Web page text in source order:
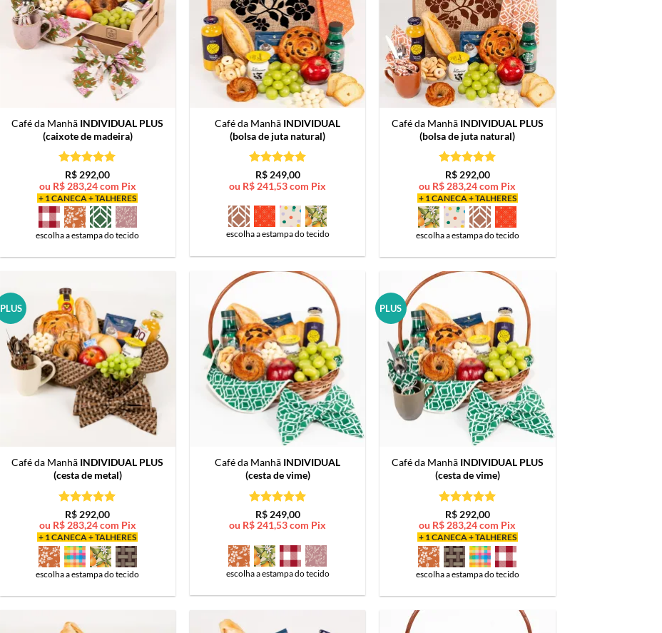
Café da Manhã INDIVIDUAL PLUS
(caixote de madeira)
Avaliação5
de 5
R$ 292,00
ou R$283,24com Pix
+ 1 CANECA + TALHERES
escolha a estampa do tecido
Café da Manhã INDIVIDUAL
(bolsa de juta natural)
Avaliação5
de 5
R$249,00
ou R$ 241,53com Pix
escolha a estampa do tecido
Café da Manhã INDIVIDUAL PLUS
(bolsa de juta natural)
Avaliação5
de 5
R$292,00
ou R$ 283,24com Pix
+ 1 CANECA + TALHERES
escolha a estampa do tecido
PLUS
Café da Manhã INDIVIDUAL PLUS
(cesta de metal)
Avaliação5
de 5
R$ 292,00
ou R$283,24com Pix
+ 1 CANECA + TALHERES
escolha a estampa do tecido
Café da Manhã INDIVIDUAL
(cesta de vime)
Avaliação5
de 5
R$249,00
ou R$ 241,53com Pix
escolha a estampa do tecido
PLUS
Café da Manhã INDIVIDUAL PLUS
(cesta de vime)
Avaliação5
de 5
R$292,00
ou R$ 283,24com Pix
+ 1 CANECA + TALHERES
escolha a estampa do tecido